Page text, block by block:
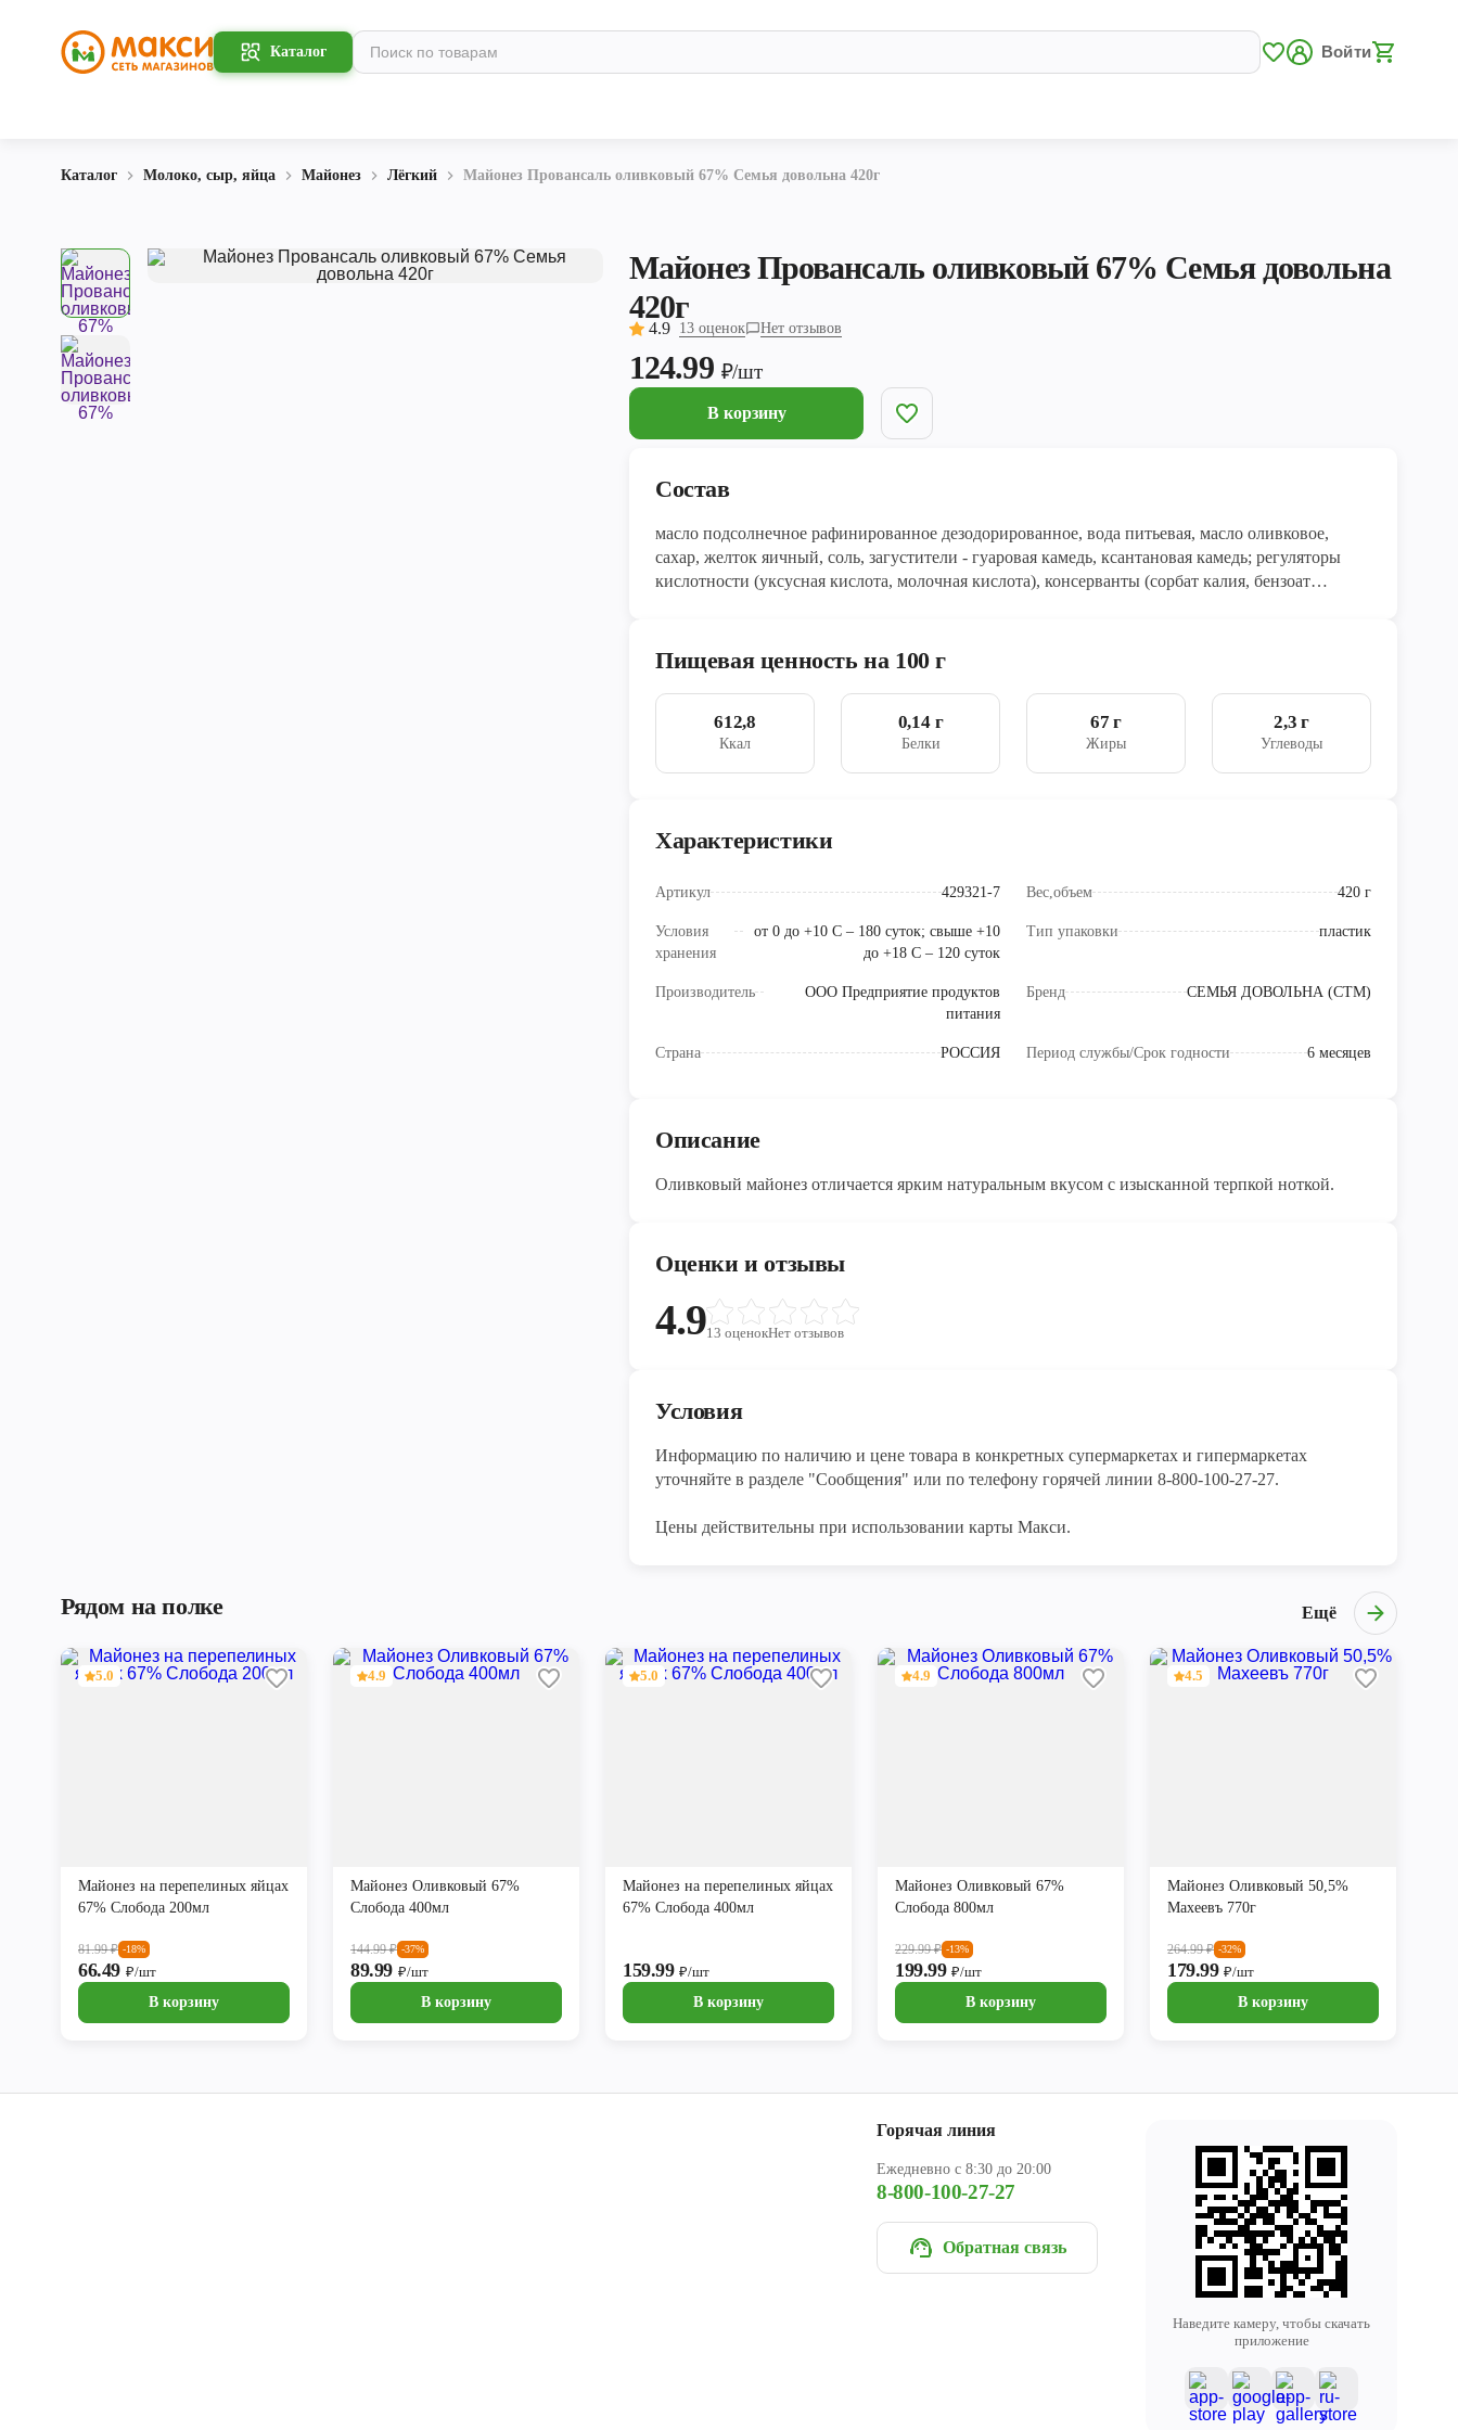
Каталог Войти
Каталог Молоко, сыр, яйца Майонез Лёгкий Майонез Провансаль оливковый 67% Семья довольна 420г
Майонез Провансаль оливковый 67% Семья довольна
420г
4.9 13 оценок Нет отзывов
124.99 ₽/шт
В корзину
Состав
масло подсолнечное рафинированное дезодорированное, вода питьевая, масло оливковое,
сахар, желток яичный, соль, загустители - гуаровая камедь, ксантановая камедь; регуляторы
кислотности (уксусная кислота, молочная кислота), консерванты (сорбат калия, бензоат
Пищевая ценность на 100 г
612,8
Ккал
0,14 г
Белки
67 г
Жиры
2,3 г
Углеводы
Характеристики
Артикул 429321-7 Вес,объем 420 г
Условия
хранения
от 0 до +10 С – 180 суток; свыше +10
до +18 С – 120 суток
Тип упаковки пластик
Производитель
ООО Предприятие продуктов
питания
Бренд СЕМЬЯ ДОВОЛЬНА (СТМ)
Страна РОССИЯ Период службы/Срок годности 6 месяцев
Описание
Оливковый майонез отличается ярким натуральным вкусом с изысканной терпкой ноткой.
Оценки и отзывы
4.913 оценокНет отзывов
Условия
Информацию по наличию и цене товара в конкретных супермаркетах и гипермаркетах
уточняйте в разделе "Сообщения" или по телефону горячей линии 8-800-100-27-27.
Цены действительны при использовании карты Макси.
Рядом на полке Ещё
5.0
Майонез на перепелиных яйцах
67% Слобода 200мл
81.99₽ -18%
66.49 ₽/шт
В корзину
4.9
Майонез Оливковый 67%
Слобода 400мл
144.99₽ -37%
89.99 ₽/шт
В корзину
5.0
Майонез на перепелиных яйцах
67% Слобода 400мл
159.99₽/шт
В корзину
4.9
Майонез Оливковый 67%
Слобода 800мл
229.99₽ -13%
199.99₽/шт
В корзину
4.5
Майонез Оливковый 50,5%
Махеевъ 770г
264.99₽ -32%
179.99₽/шт
В корзину
Горячая линия
Ежедневно с 8:30 до 20:00
8-800-100-27-27
Обратная связь
Наведите камеру, чтобы скачать
приложение